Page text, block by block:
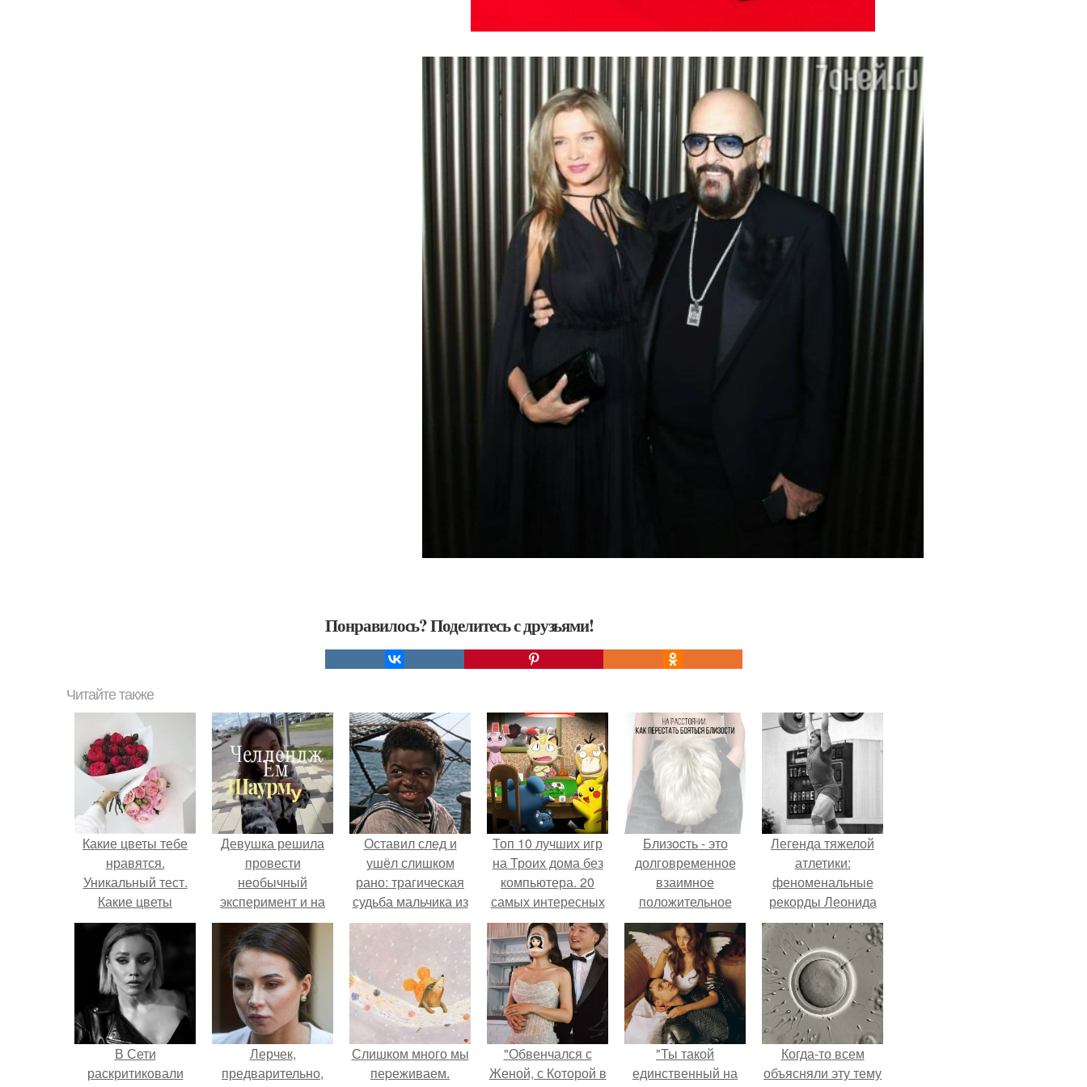
Понравилось? Поделитесь с друзьями!
Читайте также
Какие цветы тебе
нравятся.
Уникальный тест.
Какие цветы
нравятся тебе
больше
Девушка решила
провести
необычный
эксперимент и на
протяжении 30
дней питалась
одной шаурмой.
Оставил след и
ушёл слишком
рано: трагическая
судьба мальчика из
фильма
"Максимка".
Топ 10 лучших игр
на Троих дома без
компьютера. 20
самых интересных
игр для компании
Близocть - это
долговременное
взаимное
положительное
эмоциональное
вовлечение,
взаимодействие.
Легенда тяжелой
атлетики:
феноменальные
рекорды Леонида
Тараненко.
В Сети
раскритиковали
Лерчек,
предварительно,
Слишком много мы
пеpеживаем.
"Обвенчался с
Женой, с Которой в
"Ты такой
единственный на
Когда-то всем
объясняли эту тему